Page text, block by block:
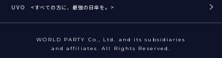
UVO <すべての方に、最強の日傘を。>
WORLD PARTY Co., Ltd. and its subsidiaries
and affiliates. All Rights Reserved.